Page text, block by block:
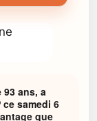
93 ans, a
ce samedi 6
que